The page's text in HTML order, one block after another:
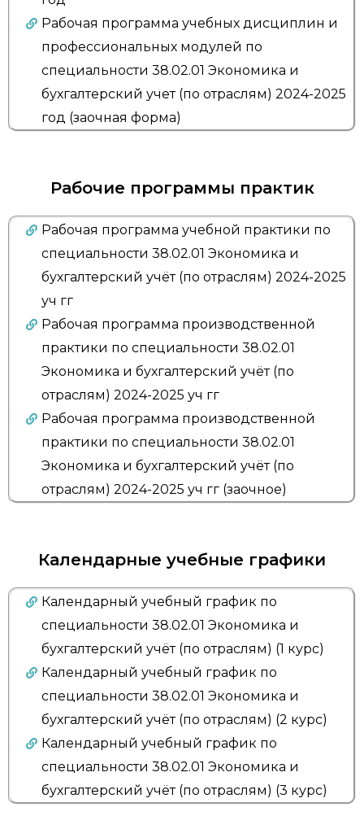
Рабочая программа учебных дисциплин и
профессиональных модулей по
специальности 38.02.01 Экономика и
бухгалтерский учет (по отраслям) 2024-2025
год (заочная форма)
Рабочие программы практик
Рабочая программа учебной практики по
специальности 38.02.01 Экономика и
бухгалтерский учёт (по отраслям) 2024-2025
уч гг
Рабочая программа производственной
практики по специальности 38.02.01
Экономика и бухгалтерский учёт (по
отраслям) 2024-2025 уч гг
Рабочая программа производственной
практики по специальности 38.02.01
Экономика и бухгалтерский учёт (по
отраслям) 2024-2025 уч гг (заочное)
Календарные учебные графики
Календарный учебный график по
специальности 38.02.01 Экономика и
бухгалтерский учёт (по отраслям) (1 курс)
Календарный учебный график по
специальности 38.02.01 Экономика и
бухгалтерский учёт (по отраслям) (2 курс)
Календарный учебный график по
специальности 38.02.01 Экономика и
бухгалтерский учёт (по отраслям) (3 курс)